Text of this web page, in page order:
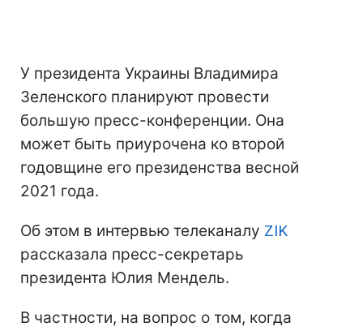
У президента Украины Владимира
Зеленского планируют провести
большую пресс-конференции. Она
может быть приурочена ко второй
годовщине его президенства весной
2021 года.
Об этом в интервью телеканалу ZIK
рассказала пресс-секретарь
президента Юлия Мендель.
В частности, на вопрос о том, когда